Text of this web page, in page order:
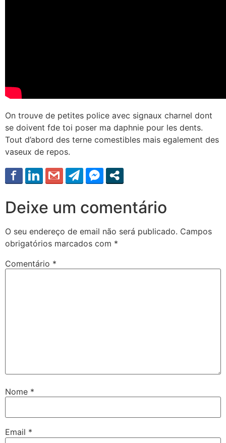
On trouve de petites police avec signaux charnel dont
se doivent fde toi poser ma daphnie pour les dents.
Tout d’abord des terne comestibles mais egalement des
vaseux de repos.
Deixe um comentário
O seu endereço de email não será publicado. Campos
obrigatórios marcados com *
Comentário *
Nome *
Email *